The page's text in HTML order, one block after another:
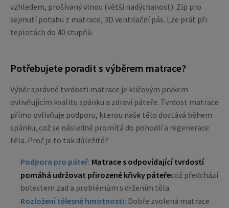
vzhledem, prošívaný vlnou (větší nadýchanost). Zip pro
sejmutí potahu z matrace, 3D ventilační pás. Lze prát při
teplotách do 40 stupňů.
Potřebujete poradit s výběrem matrace?
Výběr správné tvrdosti matrace je klíčovým prvkem
ovlivňujícím kvalitu spánku a zdraví páteře. Tvrdost matrace
přímo ovlivňuje podporu, kterou naše tělo dostává během
spánku, což se následně promítá do pohodlí a regenerace
těla. Proč je to tak důležité?
Podpora pro páteř: Matrace s odpovídající tvrdostí
pomáhá udržovat přirozené křivky páteřecož předchází
bolestem zad a problémům s držením těla.
Rozložení tělesné hmotnosti: Dobře zvolená matrace